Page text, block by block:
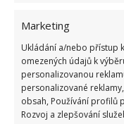
Marketing
Ukládání a/nebo přístup
omezených údajů k
personalizovanou
personalizované
obsah, Používání profilů
Rozvoj a zlepšování
hrozilo její
špinavé nádobí.